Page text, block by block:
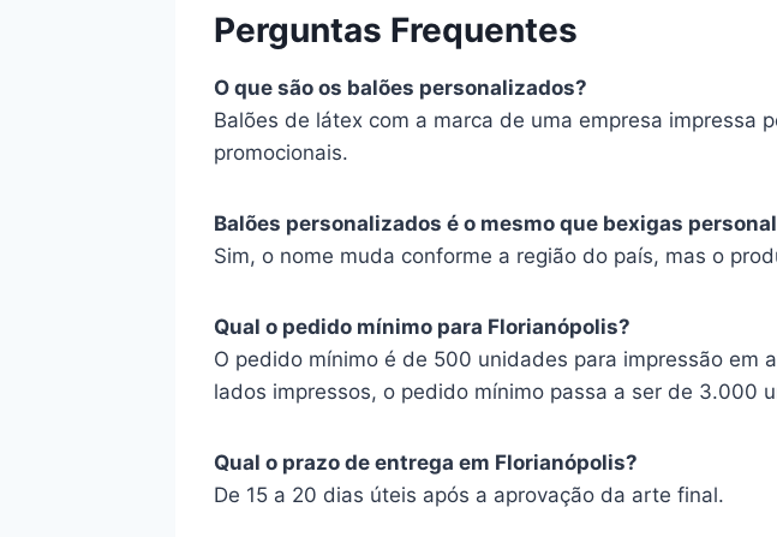
Perguntas Frequentes
O que são os balões personalizados?
Balões de látex com a marca de uma empresa impressa
promocionais.
Balões personalizados é o mesmo que bexigas
Sim, o nome muda conforme a região do país, mas o
Qual o pedido mínimo para Florianópolis?
O pedido mínimo é de 500 unidades para impressão em
lados impressos, o pedido mínimo passa a ser de 3.000
Qual o prazo de entrega em Florianópolis?
De 15 a 20 dias úteis após a aprovação da arte final.